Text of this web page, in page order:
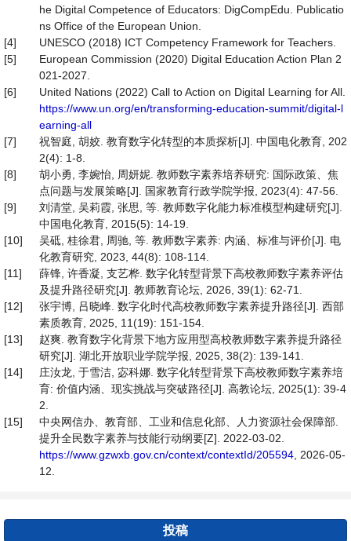
he Digital Competence of Educators: DigCompEdu. Publicatio
ns Office of the European Union.
[4]
UNESCO (2018) ICT Competency Framework for Teachers.
[5]
European Commission (2020) Digital Education Action Plan 2
021-2027.
[6]
United Nations (2022) Call to Action on Digital Learning for All.
https://www.un.org/en/transforming-education-summit/digital-l
earning-all
[7]
祝智庭, 胡姣. 教育数字化转型的本质探析[J]. 中国电化教育, 202
2(4): 1-8.
[8]
胡小勇, 李婉怡, 周妍妮. 教师数字素养培养研究: 国际政策、焦
点问题与发展策略[J]. 国家教育行政学院学报, 2023(4): 47-56.
[9]
刘清堂, 吴莉霞, 张思, 等. 教师数字化能力标准模型构建研究[J].
中国电化教育, 2015(5): 14-19.
[10]
吴砥, 桂徐君, 周驰, 等. 教师数字素养: 内涵、标准与评价[J]. 电
化教育研究, 2023, 44(8): 108-114.
[11]
薛锋, 许香凝, 支艺桦. 数字化转型背景下高校教师数字素养评估
及提升路径研究[J]. 教师教育论坛, 2026, 39(1): 62-71.
[12]
张宇博, 吕晓峰. 数字化时代高校教师数字素养提升路径[J]. 西部
素质教育, 2025, 11(19): 151-154.
[13]
赵爽. 教育数字化背景下地方应用型高校教师数字素养提升路径
研究[J]. 湖北开放职业学院学报, 2025, 38(2): 139-141.
[14]
庄汝龙, 于雪洁, 宓科娜. 数字化转型背景下高校教师数字素养培
育: 价值内涵、现实挑战与突破路径[J]. 高教论坛, 2025(1): 39-4
2.
[15]
中央网信办、教育部、工业和信息化部、人力资源社会保障部.
提升全民数字素养与技能行动纲要[Z]. 2022-03-02.
https://www.gzwxb.gov.cn/context/contextId/205594 , 2026-05-
12.
投稿